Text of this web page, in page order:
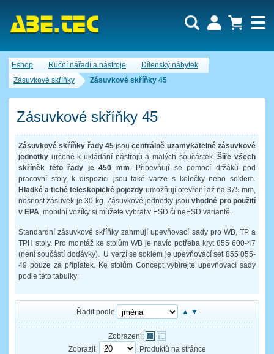
Eshop Ruční nářadí a nástroje
Dílenský nábytek
Zásuvkové skříňky
Zásuvkové skříňky 45
Zásuvkové skříňky 45
Zásuvkové skříňky řady 45jsou centrálně uzamykatelné zásuvkové
jednotky určené k ukládání nástrojů a malých součástek.Šíře všech
skříněk této řady je 450 mm . Připevňují se pomocí držáků pod
pracovní stoly, k dispozici jsou také varze s kolečky nebo soklem.
Hladké a tiché teleskopické pojezdy umožňují otevření až na 375 mm,
nosnost zásuvek je 30 kg. Zásuvkové jednotky jsouvhodné pro použití
v EPA , mobilní vozíky si můžete vybrat v ESD či neESD variantě.
Standardní zásuvkové skříňky zahrnují upevňovací sady pro WB, TP a
TPH stoly. Pro montáž ke stolům WB je navíc potřeba kryt 855 600-47
(není součástí dodávky). U verzí se soklem je upevňovací set 855 055-
49 pouze za příplatek. Ke stolům Concept vybírejte upevňovací sady
podle této tabulky:
Řadit podle ▲ ▼
Zobrazení:
Zobrazit
Produktů na stránce
Nákupní košík je momentálně prázdný.
Počet produktů:0
Cena celkem:0,00 CZK
Uživatel:
Heslo:
Zapomenuté heslo Nová registrace